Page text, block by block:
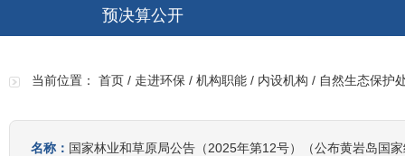
预决算公开
当前位置： 首页 / 走进环保 / 机构职能 / 内设机构 / 自然生态保护
名称： 国家林业和草原局公告（2025年第12号）（公布黄岩岛国